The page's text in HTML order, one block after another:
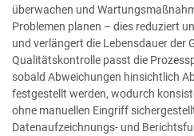
überwachen und
Problemen planen – dies reduziert
und verlängert die Lebensdauer der
Qualitätskontrolle passt die
sobald Abweichungen hinsichtlich
festgestellt werden, wodurch
ohne manuellen Eingriff
Datenaufzeichnungs- und